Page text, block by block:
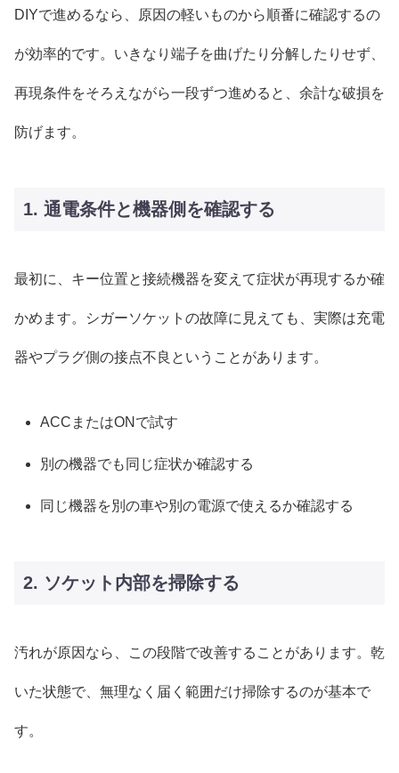
DIYで進めるなら、原因の軽いものから順番に確認するの
が効率的です。いきなり端子を曲げたり分解したりせず、
再現条件をそろえながら一段ずつ進めると、余計な破損を
防げます。
1. 通電条件と機器側を確認する
最初に、キー位置と接続機器を変えて症状が再現するか確
かめます。シガーソケットの故障に見えても、実際は充電
器やプラグ側の接点不良ということがあります。
ACCまたはONで試す
別の機器でも同じ症状か確認する
同じ機器を別の車や別の電源で使えるか確認する
2. ソケット内部を掃除する
汚れが原因なら、この段階で改善することがあります。乾
いた状態で、無理なく届く範囲だけ掃除するのが基本で
す。